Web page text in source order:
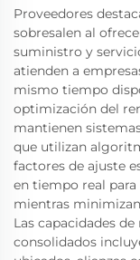
Proveedores
sobresalen al
suministro y
atienden a
mismo tiempo
optimización del
mantienen
que utilizan
factores de ajuste
en tiempo real
mientras
Las capacidades
consolidados